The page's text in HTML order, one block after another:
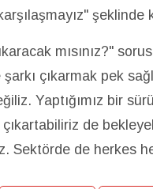
şeklinde
mısınız?"
çıkarmak pek
Yaptığımız bir
de
Sektörde de herkes